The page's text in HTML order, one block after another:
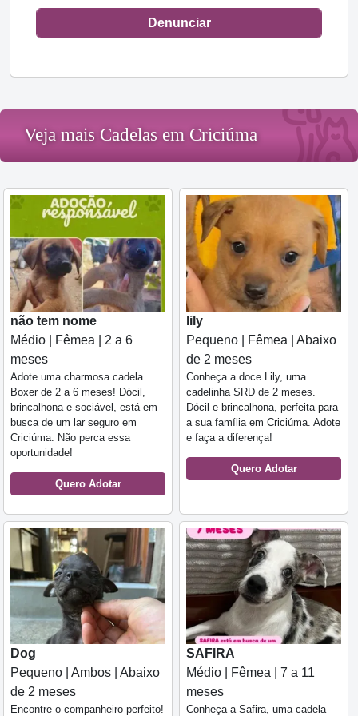
Denunciar
Veja mais Cadelas em Criciúma
não tem nome
Médio | Fêmea | 2 a 6
meses
Adote uma charmosa cadela
Boxer de 2 a 6 meses! Dócil,
brincalhona e sociável, está em
busca de um lar seguro em
Criciúma. Não perca essa
oportunidade!
Quero Adotar
lily
Pequeno | Fêmea | Abaixo
de 2 meses
Conheça a doce Lily, uma
cadelinha SRD de 2 meses.
Dócil e brincalhona, perfeita para
a sua família em Criciúma. Adote
e faça a diferença!
Quero Adotar
Dog
Pequeno | Ambos | Abaixo
de 2 meses
Encontre o companheiro perfeito!
SAFIRA
Médio | Fêmea | 7 a 11
meses
Conheça a Safira, uma cadela